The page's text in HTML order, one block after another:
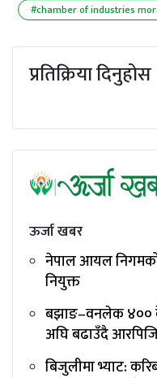
#chamber of industries
प्रतिक्रिया दिनुहोस
ऊर्जा खबर
नेपाल आयल निगमको
नियुक्त
बझाङ–वनलेक ४००
अघि बढाउँदै
बिजुलीमा भ्याट: